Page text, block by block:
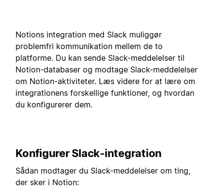
Notions integration med Slack muliggør
problemfri kommunikation mellem de to
platforme. Du kan sende Slack-meddelelser til
Notion-databaser og modtage Slack-meddelelser
om Notion-aktiviteter. Læs videre for at lære om
integrationens forskellige funktioner, og hvordan
du konfigurerer dem.
Konfigurer Slack-integration
Sådan modtager du Slack-meddelelser om ting,
der sker i Notion: